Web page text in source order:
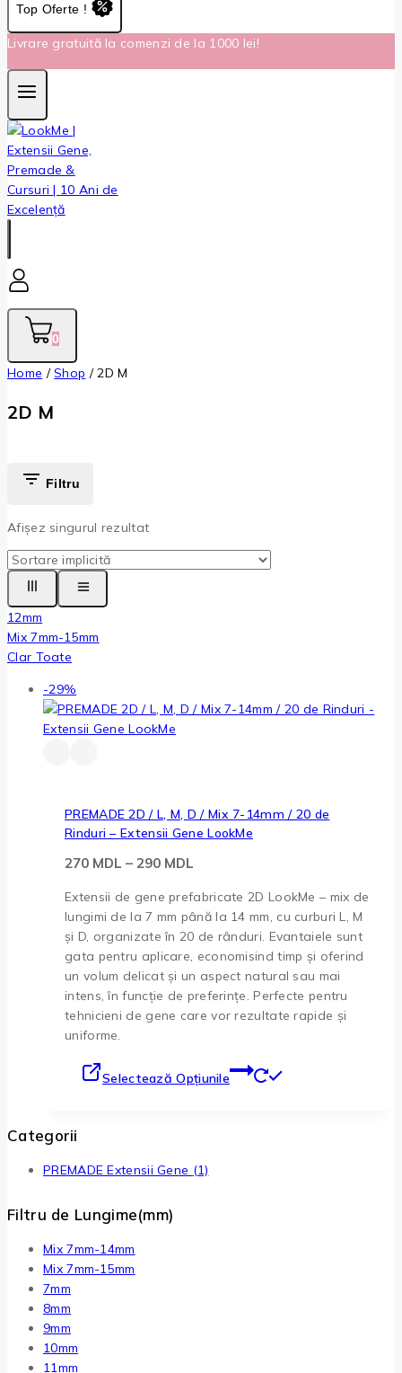
Top Oferte !
Livrare gratuită la comenzi de la 1000 lei!
0
Home / Shop / 2D M
2D M
Filtru
Afișez singurul rezultat
12mm
Mix 7mm-15mm
Clar Toate
-29%
PREMADE 2D / L, M, D / Mix 7-14mm / 20 de
Rinduri – Extensii Gene LookMe
270 MDL – 290 MDL
Extensii de gene prefabricate 2D LookMe – mix de
lungimi de la 7 mm până la 14 mm, cu curburi L, M
și D, organizate în 20 de rânduri. Evantaiele sunt
gata pentru aplicare, economisind timp și oferind
un volum delicat și un aspect natural sau mai
intens, în funcție de preferințe. Perfecte pentru
tehnicieni de gene care vor rezultate rapide și
uniforme.
Selectează Opțiunile
Categorii
PREMADE Extensii Gene (1)
Filtru de Lungime(mm)
Mix 7mm-14mm
Mix 7mm-15mm
7mm
8mm
9mm
10mm
11mm